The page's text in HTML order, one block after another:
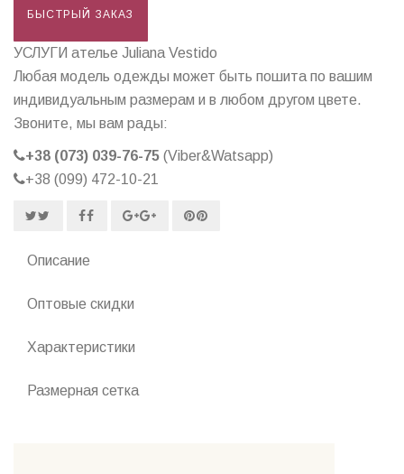
БЫСТРЫЙ ЗАКАЗ
УСЛУГИ ателье Juliana Vestido
Любая модель одежды может быть пошита по вашим
индивидуальным размерам и в любом другом цвете.
Звоните, мы вам рады:
+38 (073) 039-76-75 (Viber&Watsapp)
+38 (099) 472-10-21
Описание
Оптовые скидки
Характеристики
Размерная сетка